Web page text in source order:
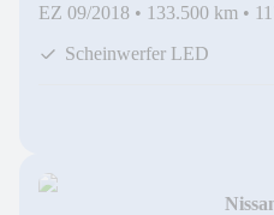
EZ 09/2018 • 133.500 km •
Scheinwerfer LED